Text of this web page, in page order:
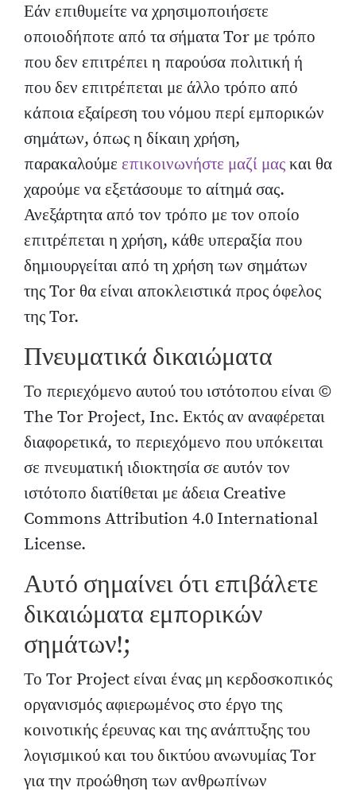
Εάν επιθυμείτε να χρησιμοποιήσετε
οποιοδήποτε από τα σήματα Tor με τρόπο
που δεν επιτρέπει η παρούσα πολιτική ή
που δεν επιτρέπεται με άλλο τρόπο από
κάποια εξαίρεση του νόμου περί εμπορικών
σημάτων, όπως η δίκαιη χρήση,
παρακαλούμε επικοινωνήστε μαζί μαςκαι θα
χαρούμε να εξετάσουμε το αίτημά σας.
Ανεξάρτητα από τον τρόπο με τον οποίο
επιτρέπεται η χρήση, κάθε υπεραξία που
δημιουργείται από τη χρήση των σημάτων
της Tor θα είναι αποκλειστικά προς όφελος
της Tor.
Πνευματικά δικαιώματα
Το περιεχόμενο αυτού του ιστότοπου είναι ©
The Tor Project, Inc. Εκτός αν αναφέρεται
διαφορετικά, το περιεχόμενο που υπόκειται
σε πνευματική ιδιοκτησία σε αυτόν τον
ιστότοπο διατίθεται με άδεια Creative
Commons Attribution 4.0 International
License.
Αυτό σημαίνει ότι επιβάλετε
δικαιώματα εμπορικών
σημάτων!;
Το Tor Project είναι ένας μη κερδοσκοπικός
οργανισμός αφιερωμένος στο έργο της
κοινοτικής έρευνας και της ανάπτυξης του
λογισμικού και του δικτύου ανωνυμίας Tor
για την προώθηση των ανθρωπίνων